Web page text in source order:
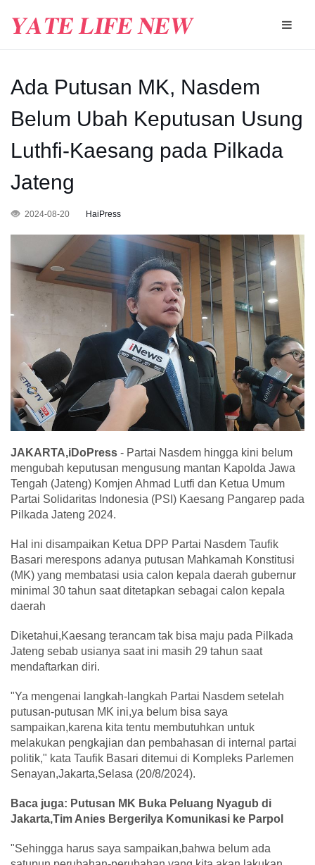
Ada Putusan MK, Nasdem
Belum Ubah Keputusan Usung
Luthfi-Kaesang pada Pilkada
Jateng
2024-08-20 HaiPress
JAKARTA,iDoPress - Partai Nasdem hingga kini belum
mengubah keputusan mengusung mantan Kapolda Jawa
Tengah (Jateng) Komjen Ahmad Lutfi dan Ketua Umum
Partai Solidaritas Indonesia (PSI) Kaesang Pangarep pada
Pilkada Jateng 2024.
Hal ini disampaikan Ketua DPP Partai Nasdem Taufik
Basari merespons adanya putusan Mahkamah Konstitusi
(MK) yang membatasi usia calon kepala daerah gubernur
minimal 30 tahun saat ditetapkan sebagai calon kepala
daerah
Diketahui,Kaesang terancam tak bisa maju pada Pilkada
Jateng sebab usianya saat ini masih 29 tahun saat
mendaftarkan diri.
"Ya mengenai langkah-langkah Partai Nasdem setelah
putusan-putusan MK ini,ya belum bisa saya
sampaikan,karena kita tentu membutuhkan untuk
melakukan pengkajian dan pembahasan di internal partai
politik," kata Taufik Basari ditemui di Kompleks Parlemen
Senayan,Jakarta,Selasa (20/8/2024).
Baca juga: Putusan MK Buka Peluang Nyagub di
Jakarta,Tim Anies Bergerilya Komunikasi ke Parpol
"Sehingga harus saya sampaikan,bahwa belum ada